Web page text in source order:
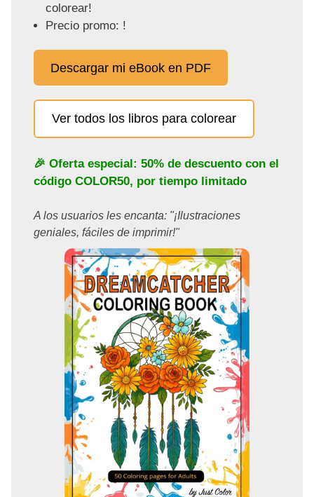
colorear!
Precio promo: !
Descargar mi eBook en PDF
Ver todos los libros para colorear
🎉 Oferta especial: 50% de descuento con el
código COLOR50, por tiempo limitado
A los usuarios les encanta: "¡Ilustraciones
geniales, fáciles de imprimir!"